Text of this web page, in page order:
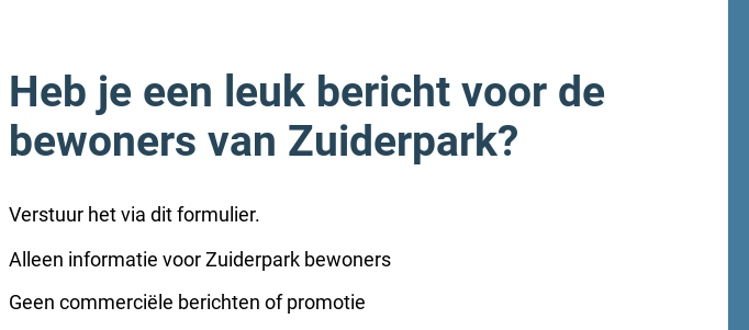
Heb je een leuk bericht voor de
bewoners van Zuiderpark?
Verstuur het via dit formulier.
Alleen informatie voor Zuiderpark bewoners
Geen commerciële berichten of promotie